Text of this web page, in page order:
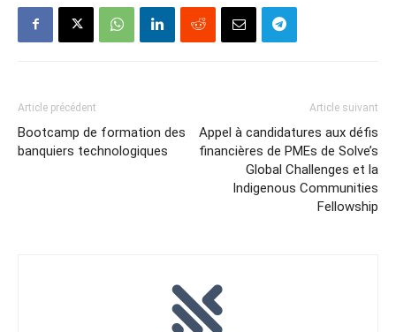
Article précédent
Bootcamp de formation des
banquiers technologiques
Article suivant
Appel à candidatures aux défis
financières de PMEs de Solve’s
Global Challenges et la
Indigenous Communities
Fellowship